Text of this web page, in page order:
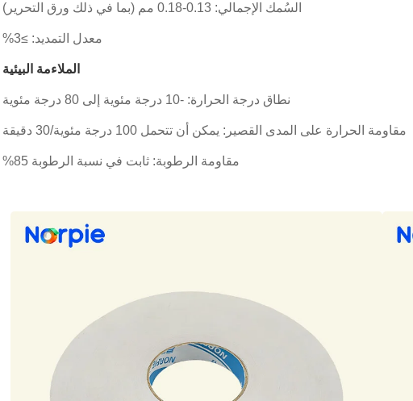
السُمك الإجمالي: 0.13-0.18 مم (بما في ذلك ورق التحرير)
معدل التمديد: ≥3%
الملاءمة البيئية
نطاق درجة الحرارة: -10 درجة مئوية إلى 80 درجة مئوية
مقاومة الحرارة على المدى القصير: يمكن أن تتحمل 100 درجة مئوية/30 دقيقة
مقاومة الرطوبة: ثابت في نسبة الرطوبة 85%